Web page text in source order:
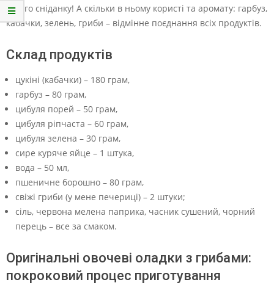
такого сніданку! А скільки в ньому користі та аромату: гарбуз,
кабачки, зелень, гриби – відмінне поєднання всіх продуктів.
Склад продуктів
цукіні (кабачки) – 180 грам,
гарбуз – 80 грам,
цибуля порей – 50 грам,
цибуля ріпчаста – 60 грам,
цибуля зелена – 30 грам,
сире куряче яйце – 1 штука,
вода – 50 мл,
пшеничне борошно – 80 грам,
свіжі гриби (у мене печериці) – 2 штуки;
сіль, червона мелена паприка, часник сушений, чорний
перець – все за смаком.
Оригінальні овочеві оладки з грибами:
покроковий процес приготування